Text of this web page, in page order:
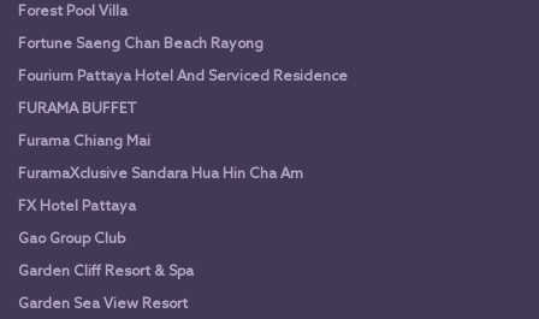
Forest Pool Villa
Fortune Saeng Chan Beach Rayong
Fourium Pattaya Hotel And Serviced Residence
FURAMA BUFFET
Furama Chiang Mai
FuramaXclusive Sandara Hua Hin Cha Am
FX Hotel Pattaya
Gao Group Club
Garden Cliff Resort & Spa
Garden Sea View Resort